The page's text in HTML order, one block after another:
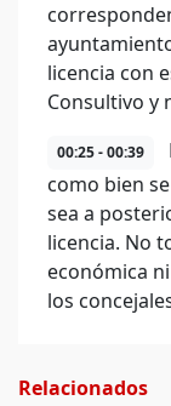
licencia con
Consultivo y
00:25 - 00:39
como bien
sea a
licencia. No
económica
los
Relacionados